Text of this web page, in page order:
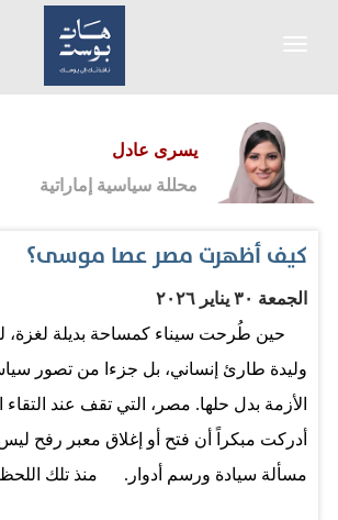
يسرى عادل
محللة سياسية إماراتية
كيف أظهرت مصر عصا موسى؟
الجمعة ٣٠ يناير ٢٠٢٦
حين طُرحت سيناء كمساحة بديلة لغزة،
وليدة طارئ إنساني، بل جزءا من تصور
الأزمة بدل حلها. مصر، التي تقف عند التقاء
أدركت مبكراً أن فتح أو إغلاق معبر رفح
مسألة سيادة ورسم أدوار. منذ تلك